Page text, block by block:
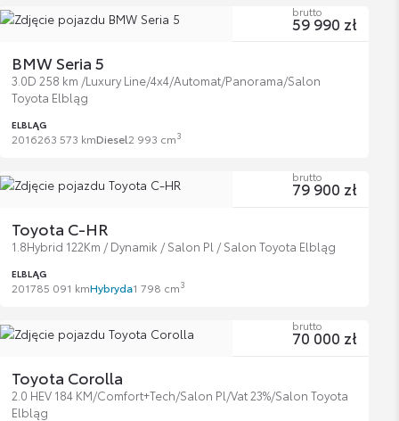
BMW Seria 5
3.0D 258 km /Luxury Line/4x4/Automat/Panorama/Salon
Toyota Elbląg
ELBLĄG
2016263 573 kmDiesel2 993 cm3
brutto
59 990 zł
Toyota C-HR
1.8Hybrid 122Km / Dynamik / Salon Pl / Salon Toyota Elbląg
ELBLĄG
201785 091 kmHybryda1 798 cm3
brutto
79 900 zł
Toyota Corolla
2.0 HEV 184 KM/Comfort+Tech/Salon Pl/Vat 23%/Salon Toyota
Elbląg
brutto
70 000 zł